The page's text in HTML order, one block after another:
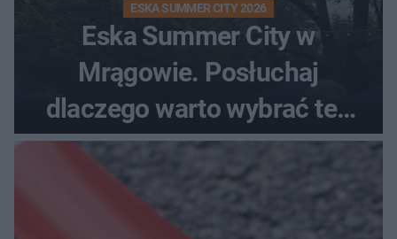
ESKA SUMMER CITY 2026
Eska Summer City w
Mrągowie. Posłuchaj
dlaczego warto wybrać ten
kierunek na urlop!